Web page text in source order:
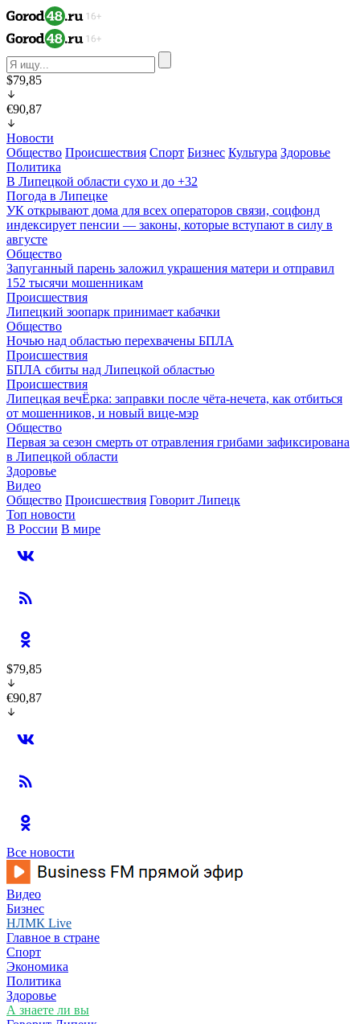
$79,85
€90,87
Новости
Общество Происшествия Спорт Бизнес Культура Здоровье
Политика
В Липецкой области сухо и до +32
Погода в Липецке
УК открывают дома для всех операторов связи, соцфонд
индексирует пенсии — законы, которые вступают в силу в
августе
Общество
Запуганный парень заложил украшения матери и отправил
152 тысячи мошенникам
Происшествия
Липецкий зоопарк принимает кабачки
Общество
Ночью над областью перехвачены БПЛА
Происшествия
БПЛА сбиты над Липецкой областью
Происшествия
Липецкая вечЁрка: заправки после чёта-нечета, как отбиться
от мошенников, и новый вице-мэр
Общество
Первая за сезон смерть от отравления грибами зафиксирована
в Липецкой области
Здоровье
Видео
Общество Происшествия Говорит Липецк
Топ новости
В России В мире
$79,85
€90,87
Все новости
Видео
Бизнес
НЛМК Live
Главное в стране
Спорт
Экономика
Политика
Здоровье
А знаете ли вы